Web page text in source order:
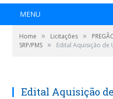
MENU
Home » Licitações »
SRP/PMS » Edital Aquisição de
Edital Aquisição